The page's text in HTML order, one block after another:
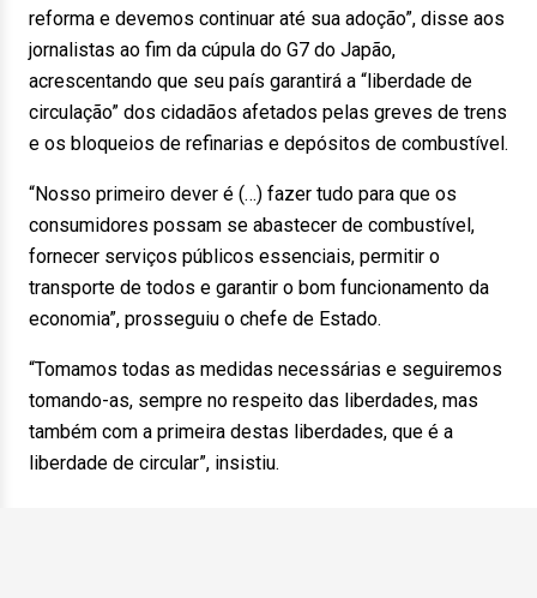
reforma e devemos continuar até sua adoção”, disse aos
jornalistas ao fim da cúpula do G7 do Japão,
acrescentando que seu país garantirá a “liberdade de
circulação” dos cidadãos afetados pelas greves de trens
e os bloqueios de refinarias e depósitos de combustível.
“Nosso primeiro dever é (…) fazer tudo para que os
consumidores possam se abastecer de combustível,
fornecer serviços públicos essenciais, permitir o
transporte de todos e garantir o bom funcionamento da
economia”, prosseguiu o chefe de Estado.
“Tomamos todas as medidas necessárias e seguiremos
tomando-as, sempre no respeito das liberdades, mas
também com a primeira destas liberdades, que é a
liberdade de circular”, insistiu.